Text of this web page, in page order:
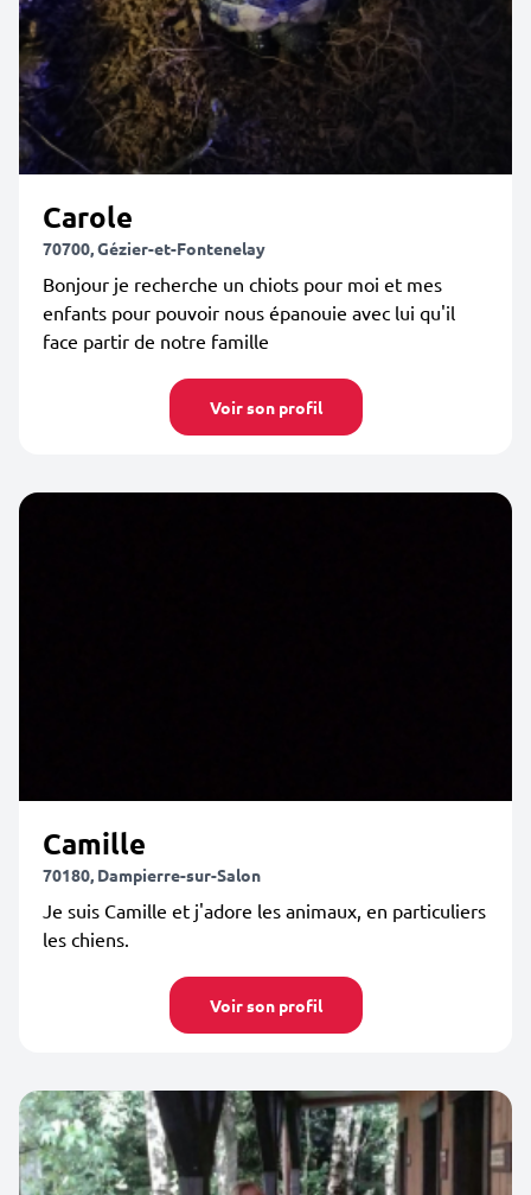
Carole
70700, Gézier-et-Fontenelay
Bonjour je recherche un chiots pour moi et mes
enfants pour pouvoir nous épanouie avec lui qu'il
face partir de notre famille
Voir son profil
Camille
70180, Dampierre-sur-Salon
Je suis Camille et j'adore les animaux, en particuliers
les chiens.
Voir son profil